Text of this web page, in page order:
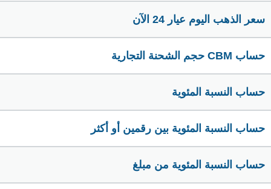
سعر الذهب اليوم عيار 24 الآن
حساب CBM حجم الشحنة التجارية
حساب النسبة المئوية
حساب النسبة المئوية بين رقمين أو أكثر
حساب النسبة المئوية من مبلغ